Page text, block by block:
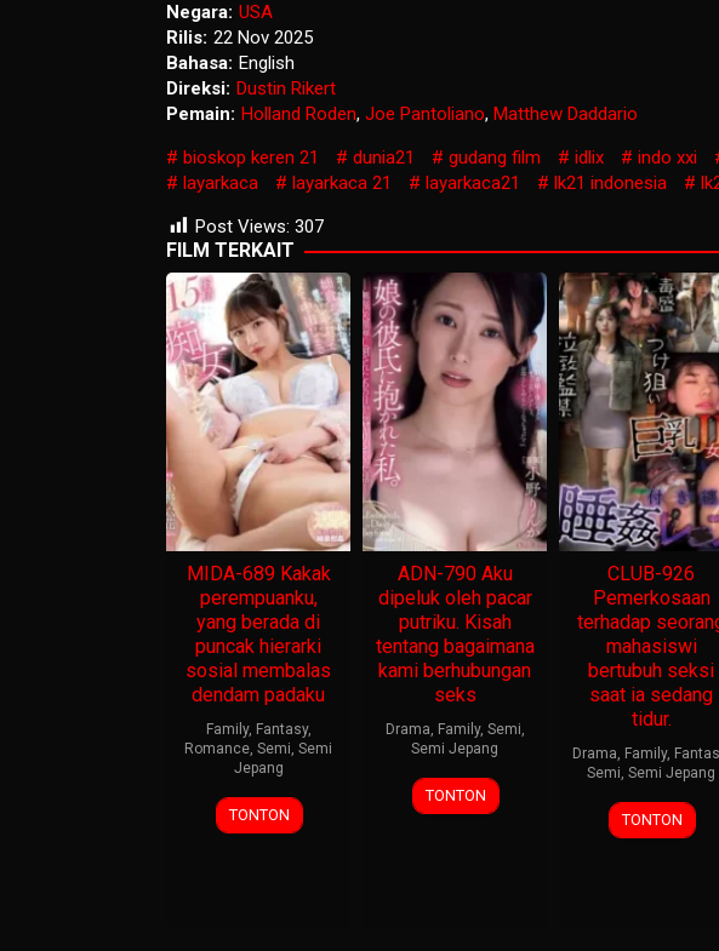
Negara: USA
Rilis: 22 Nov 2025
Bahasa: English
Direksi: Dustin Rikert
Pemain: Holland Roden, Joe Pantoliano, Matthew Daddario
bioskop keren 21
dunia21 gudang film idlix indo xxi
layarkaca
layarkaca 21 layarkaca21 lk21 indonesia
Post Views: 307
FILM TERKAIT
MIDA-689 Kakak
perempuanku,
yang berada di
puncak hierarki
sosial membalas
dendam padaku
Family, Fantasy,
Romance, Semi, Semi
Jepang
TONTON
ADN-790 Aku
dipeluk oleh pacar
putriku. Kisah
tentang bagaimana
kami berhubungan
seks
Drama, Family, Semi,
Semi Jepang
TONTON
CLUB-926
Pemerkosaan
terhadap
mahasiswi
bertubuh seksi
saat ia sedang
tidur.
Drama, Family,
Semi, Semi Jepang
TONTON